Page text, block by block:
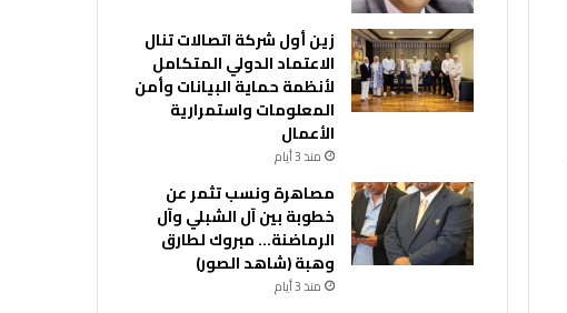
زين أول شركة اتصالات تنال
الاعتماد الدولي المتكامل
لأنظمة حماية البيانات وأمن
المعلومات واستمرارية
الأعمال
منذ 3 أيام
مصاهرة ونسب تثمر عن
خطوبة بين آل الشبلي وآل
الرماضنة… مبروك لطارق
وهبة (شاهد الصور)
منذ 3 أيام